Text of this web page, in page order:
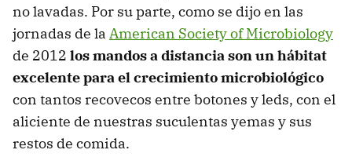
no lavadas. Por su parte, como se dijo en las
jornadas de la American Society of Microbiology
de 2012 los mandos a distancia son un hábitat
excelente para el crecimiento microbiológico
con tantos recovecos entre botones y leds, con el
aliciente de nuestras suculentas yemas y sus
restos de comida.